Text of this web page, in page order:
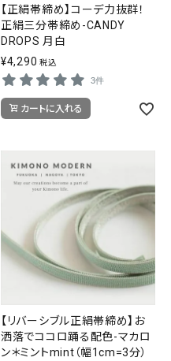
【正絹帯締め】コーデ力抜群！
正絹三分帯締め-CANDY
DROPS 月白
¥4,290 税込
3件
カートに入れる
【リバーシブル正絹帯締め】お
洒落でココロ踊る配色-マカロ
ン＊ミントmint（幅1cm=3分）